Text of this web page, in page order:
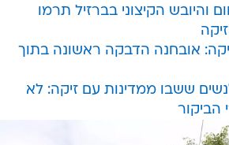
והיובש הקיצוני בברזיל תרמו
אובחנה הדבקה ראשונה בתוך
ששבו ממדינות עם זיקה: לא
הביקור